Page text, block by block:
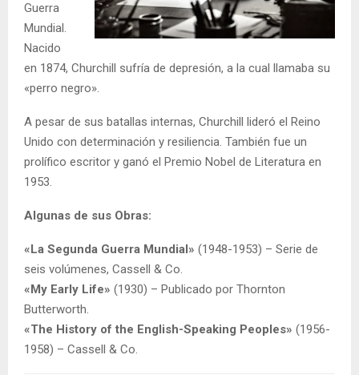
Guerra
Mundial.
Nacido
en 1874, Churchill sufría de depresión, a la cual llamaba su
«perro negro».
A pesar de sus batallas internas, Churchill lideró el Reino
Unido con determinación y resiliencia. También fue un
prolífico escritor y ganó el Premio Nobel de Literatura en
1953.
Algunas de sus Obras:
«La Segunda Guerra Mundial» (1948-1953) – Serie de
seis volúmenes, Cassell & Co.
«My Early Life» (1930) – Publicado por Thornton
Butterworth.
«The History of the English-Speaking Peoples» (1956-
1958) – Cassell & Co.